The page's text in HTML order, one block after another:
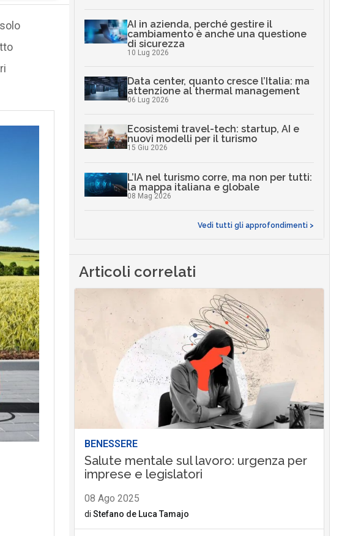
AI in azienda, perché gestire il
cambiamento è anche una questione
di sicurezza
10 Lug 2026
Data center, quanto cresce l’Italia: ma
attenzione al thermal management
06 Lug 2026
Ecosistemi travel-tech: startup, AI e
nuovi modelli per il turismo
15 Giu 2026
L’IA nel turismo corre, ma non per tutti:
la mappa italiana e globale
08 Mag 2026
Vedi tutti gli approfondimenti >
Articoli correlati
BENESSERE
Salute mentale sul lavoro: urgenza per
imprese e legislatori
08 Ago 2025
di Stefano de Luca Tamajo